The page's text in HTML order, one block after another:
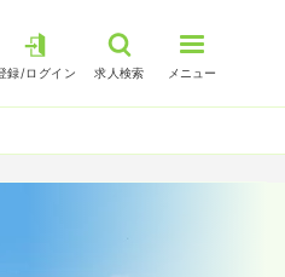
録/ログイン 求人検索 メニュー